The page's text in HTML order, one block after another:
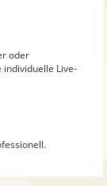
oder
individuelle Live-